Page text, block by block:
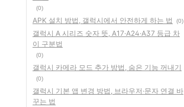
(0)
APK 설치 방법, 갤럭시에서 안전하게 하는 법 (0)
갤럭시 A 시리즈 숫자 뜻, A17·A24·A37 등급 차
이 구분법
(0)
갤럭시 카메라 모드 추가 방법, 숨은 기능 꺼내기
(0)
갤럭시 기본 앱 변경 방법, 브라우저·문자 연결 바
꾸는 법